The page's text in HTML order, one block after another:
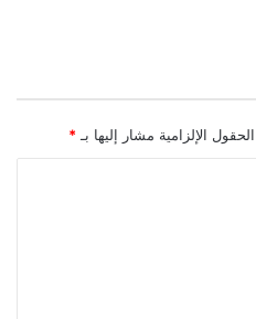
الحقول الإلزامية مشار إليها بـ *